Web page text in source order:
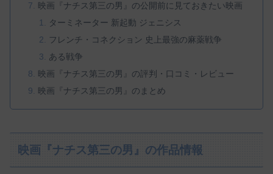
映画『ナチス第三の男』の公開前に見ておきたい映画
ターミネーター 新起動 ジェニシス
フレンチ・コネクション 史上最強の麻薬戦争
ある戦争
映画『ナチス第三の男』の評判・口コミ・レビュー
映画『ナチス第三の男』のまとめ
映画『ナチス第三の男』の作品情報